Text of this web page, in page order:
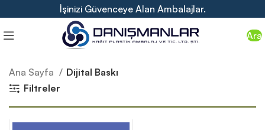
İşinizi Güvenceye Alan Ambalajlar.
Ara
Ana Sayfa
Dijital Baskı
Filtreler